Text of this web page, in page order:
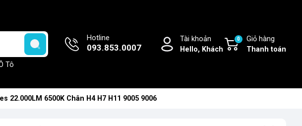
Tô
Hotline
093.853.0007
Tài khoản
Hello, Khách
Giỏ hàng
Thanh toán
0
22.000LM 6500K Chân H4 H7 H11 9005 9006